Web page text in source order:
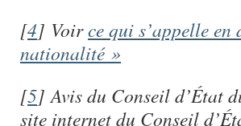
[4] Voirce qui s’appelle
nationalité »
[5] Avis du Conseil d’État
site internet du Conseil